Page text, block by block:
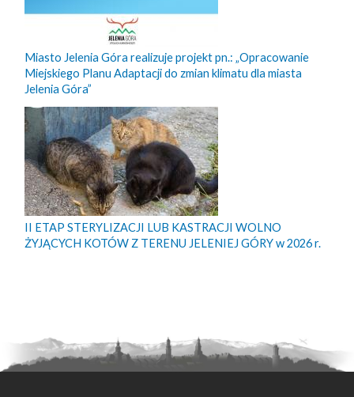
Miasto Jelenia Góra realizuje projekt pn.: „Opracowanie
Miejskiego Planu Adaptacji do zmian klimatu dla miasta
Jelenia Góra”
II ETAP STERYLIZACJI LUB KASTRACJI WOLNO
ŻYJĄCYCH KOTÓW Z TERENU JELENIEJ GÓRY w 2026 r.